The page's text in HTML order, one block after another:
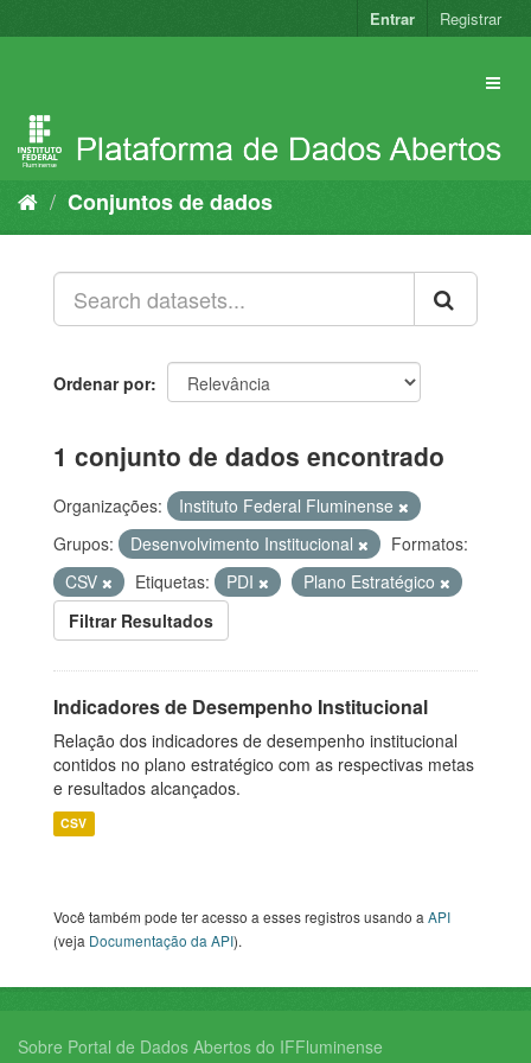
para
Entrar Registrar
Conjuntos de dados
Ordenar por
1 conjunto de dados encontrado
Organizações:
Instituto Federal Fluminense
Grupos:
Desenvolvimento Institucional
Formatos:
CSV
Etiquetas: PDI
Plano Estratégico
Filtrar Resultados
Indicadores de Desempenho Institucional
Relação dos indicadores de desempenho institucional
contidos no plano estratégico com as respectivas metas
e resultados alcançados.
CSV
Você também pode ter acesso a esses registros usando aAPI
(veja Documentação da API).
Sobre Portal de Dados Abertos do IFFluminense